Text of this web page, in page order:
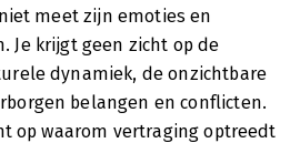
meet zijn emoties en
Je krijgt geen zicht op de
dynamiek, de onzichtbare
belangen en conflicten.
op waarom vertraging optreedt